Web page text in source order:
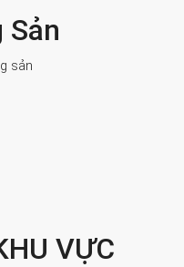
sản
VỰC